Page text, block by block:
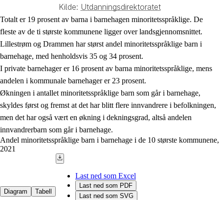
Kilde: Utdanningsdirektoratet
End of interactive chart.
Totalt er 19 prosent av barna i barnehagen minoritetsspråklige. De
fleste av de ti største kommunene ligger over landsgjennomsnittet.
Lillestrøm og Drammen har størst andel minoritetsspråklige barn i
barnehage, med henholdsvis 35 og 34 prosent.
I private barnehager er 16 prosent av barna minoritetsspråklige, mens
andelen i kommunale barnehager er 23 prosent.
Økningen i antallet minoritetsspråklige barn som går i barnehage,
skyldes først og fremst at det har blitt flere innvandrere i befolkningen,
men det har også vært en økning i dekningsgrad, altså andelen
innvandrerbarn som går i barnehage.
Andel minoritetsspråklige barn i barnehage i de 10 største kommunene,
2021
Diagram Tabell
Last ned som Excel
Last ned som PDF
Last ned som SVG